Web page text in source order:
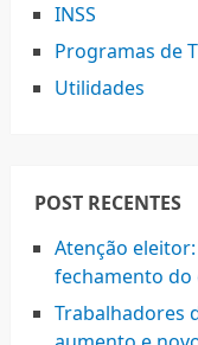
INSS
Programas de
Utilidades
POST RECENTES
Atenção
fechamento do
Trabalhadores